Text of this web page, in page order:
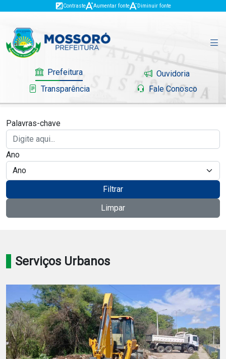
Contraste Aumentar fonte Diminuir fonte
Prefeitura
Ouvidoria
Transparência
Fale Conosco
Governo
Mossoró
Carta de Serviço
PESQUISAR
Palavras-chave
Ano
Filtrar
Limpar
Serviços Urbanos